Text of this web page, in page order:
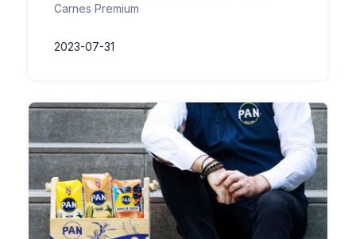
Carnes Premium
2023-07-31